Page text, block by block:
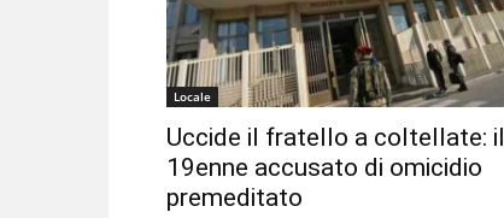
Locale
Uccide il fratello a coltellate: il
19enne accusato di omicidio
premeditato